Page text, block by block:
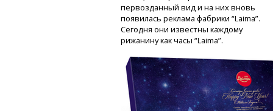
первозданный вид и на них вновь
появилась реклама фабрики “Laima”.
Сегодня они известны каждому
рижанину как часы “Laima”.